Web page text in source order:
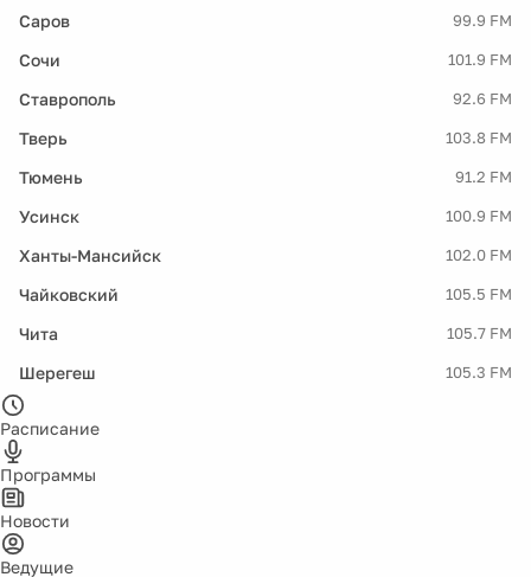
Саров 99.9 FM
Сочи 101.9 FM
Ставрополь 92.6 FM
Тверь 103.8 FM
Тюмень 91.2 FM
Усинск 100.9 FM
Ханты-Мансийск 102.0 FM
Чайковский 105.5 FM
Чита 105.7 FM
Шерегеш 105.3 FM
Расписание
Программы
Новости
Ведущие